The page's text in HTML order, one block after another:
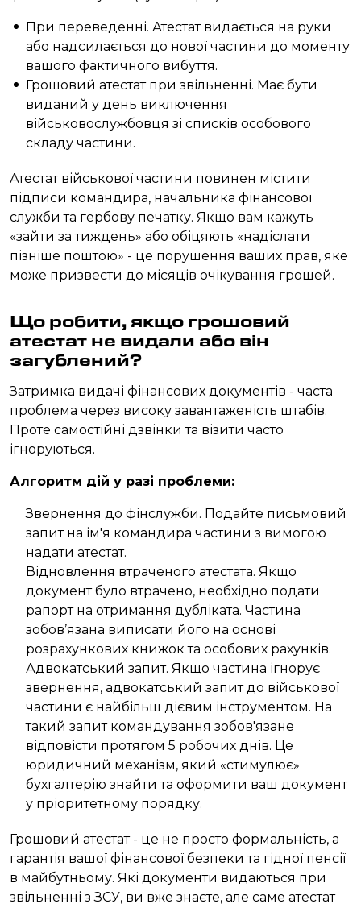
При переведенні. Атестат видається на руки
або надсилається до нової частини до моменту
вашого фактичного вибуття.
Грошовий атестат при звільненні. Має бути
виданий у день виключення
військовослужбовця зі списків особового
складу частини.
Атестат військової частини повинен містити
підписи командира, начальника фінансової
служби та гербову печатку. Якщо вам кажуть
«зайти за тиждень» або обіцяють «надіслати
пізніше поштою» - це порушення ваших прав, яке
може призвести до місяців очікування грошей.
Що робити, якщо грошовий
атестат не видали або він
загублений?
Затримка видачі фінансових документів - часта
проблема через високу завантаженість штабів.
Проте самостійні дзвінки та візити часто
ігноруються.
Алгоритм дій у разі проблеми:
Звернення до фінслужби. Подайте письмовий
запит на ім'я командира частини з вимогою
надати атестат.
Відновлення втраченого атестата. Якщо
документ було втрачено, необхідно подати
рапорт на отримання дубліката. Частина
зобов’язана виписати його на основі
розрахункових книжок та особових рахунків.
Адвокатський запит. Якщо частина ігнорує
звернення, адвокатський запит до військової
частини є найбільш дієвим інструментом. На
такий запит командування зобов'язане
відповісти протягом 5 робочих днів. Це
юридичний механізм, який «стимулює»
бухгалтерію знайти та оформити ваш документ
у пріоритетному порядку.
Грошовий атестат - це не просто формальність, а
гарантія вашої фінансової безпеки та гідної пенсії
в майбутньому. Які документи видаються при
звільненні з ЗСУ, ви вже знаєте, але саме атестат